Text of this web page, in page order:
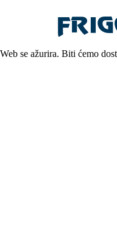
Web se ažurira. Biti ćemo